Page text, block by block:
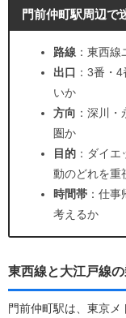
門前仲町駅周辺で
路線 ：東西
出口 ：3番・
いか
方向 ：深川
圏か
目的 ：ダイ
動のどれを重
時間帯 ：仕
考えるか
東西線と大江戸線
門前仲町駅は、東京メ